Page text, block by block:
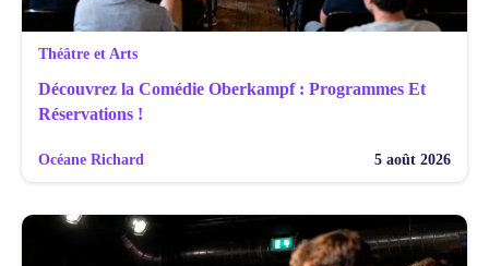
Théâtre et Arts
Découvrez la Comédie Oberkampf : Programmes Et
Réservations !
Océane Richard 5 août 2026